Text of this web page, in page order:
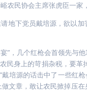
农民协会主席张虎臣一家
地下党员戴培源，欲以
”，几个红枪会首领先与
民身上的苛捐杂税，要
培源的话击中了一些红
文章，敢让农民掀掉压